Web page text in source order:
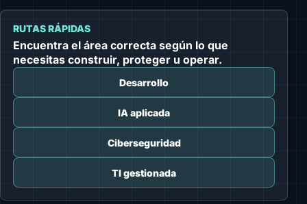
RUTAS RÁPIDAS
Encuentra el área correcta según lo que
necesitas construir, proteger u operar.
Desarrollo
IA aplicada
Ciberseguridad
TI gestionada